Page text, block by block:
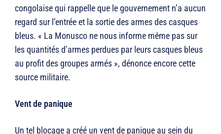
congolaise qui rappelle que le gouvernement n’a aucun
regard sur l’entrée et la sortie des armes des casques
bleus. « La Monusco ne nous informe même pas sur
les quantités d’armes perdues par leurs casques bleus
au profit des groupes armés », dénonce encore cette
source militaire.
Vent de panique
Un tel blocage a créé un vent de panique au sein du